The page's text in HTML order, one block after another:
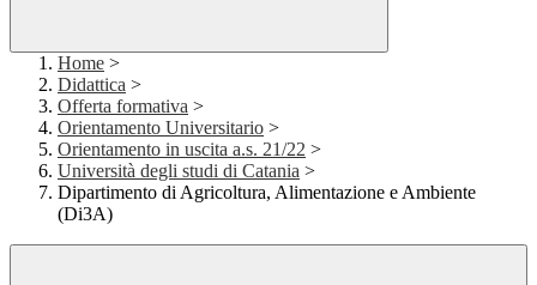
Home >
Didattica >
Offerta formativa >
Orientamento Universitario >
Orientamento in uscita a.s. 21/22 >
Università degli studi di Catania >
Dipartimento di Agricoltura, Alimentazione e Ambiente
(Di3A)